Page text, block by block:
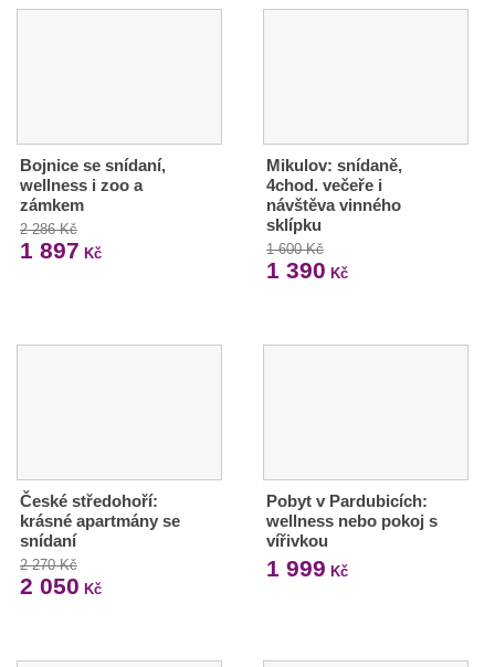
Bojnice se snídaní,
wellness i zoo a
zámkem
2 286 Kč
1 897 Kč
Mikulov: snídaně,
4chod. večeře i
návštěva vinného
sklípku
1 600 Kč
1 390 Kč
České středohoří:
krásné apartmány se
snídaní
2 270 Kč
2 050 Kč
Pobyt v Pardubicích:
wellness nebo pokoj s
vířivkou
1 999 Kč